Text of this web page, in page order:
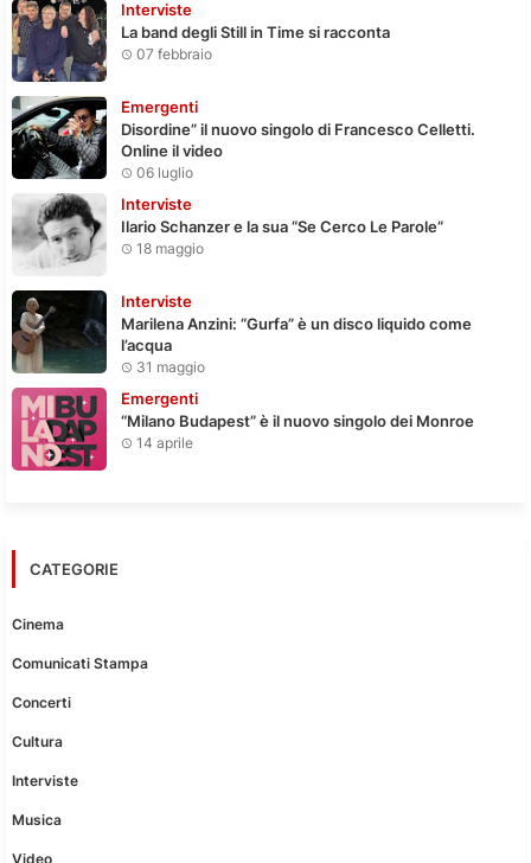
Interviste
La band degli Still in Time si racconta
07 febbraio
Emergenti
Disordine” il nuovo singolo di Francesco Celletti.
Online il video
06 luglio
Interviste
Ilario Schanzer e la sua “Se Cerco Le Parole”
18 maggio
Interviste
Marilena Anzini: “Gurfa” è un disco liquido come
l’acqua
31 maggio
Emergenti
“Milano Budapest” è il nuovo singolo dei Monroe
14 aprile
CATEGORIE
Cinema
Comunicati Stampa
Concerti
Cultura
Interviste
Musica
Video